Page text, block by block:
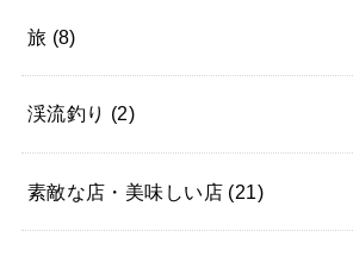
旅 (8)
渓流釣り (2)
素敵な店・美味しい店 (21)